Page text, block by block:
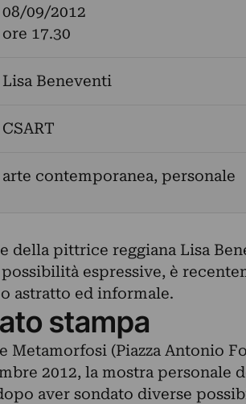
08/09/2012
ore 17.30
Lisa Beneventi
CSART
arte contemporanea, personale
della pittrice reggiana Lisa
espressive, è
astratto ed informale.
stampa
Metamorfosi (Piazza Antonio
2012, la mostra personale
aver sondato diverse